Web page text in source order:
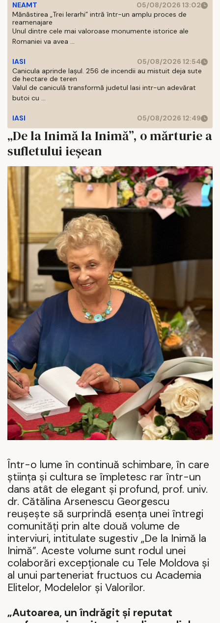
NEAMT
05/08/2026 13:02
Mănăstirea „Trei Ierarhi” intră într-un amplu proces de
reamenajare
Unul dintre cele mai valoroase monumente istorice ale
Romaniei va avea ...
IASI
05/08/2026 12:54
Canicula aprinde Iașul. 256 de incendii au mistuit deja sute
de hectare de teren
Valul de caniculă transformă judetul Iasi intr-un adevărat
butoi cu ...
IASI 05/08/2026 12:49
„De la Inimă la Inimă”, o mărturie a
sufletului ieşean
Într-o lume în continuă schimbare, în care
știința și cultura se împletesc rar într-un
dans atât de elegant și profund, prof. univ.
dr. Cătălina Arsenescu Georgescu
reușește să surprindă esența unei întregi
comunități prin alte două volume de
interviuri, intitulate sugestiv „De la Inimă la
Inimă”. Aceste volume sunt rodul unei
colaborări excepționale cu Tele Moldova și
al unui parteneriat fructuos cu Academia
Elitelor, Modelelor și Valorilor.
„Autoarea, un îndrăgit și reputat